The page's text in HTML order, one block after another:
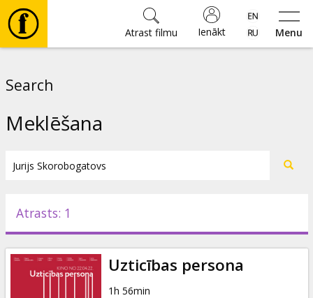
Menu
Ienākt
Atrast filmu
Pasākumi
Ziņas
Search
Meklēšana
Atrasts: 1
Uzticības persona
1h 56min